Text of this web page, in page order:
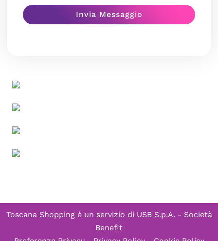
Toscana Shopping è un servizio di USB S.p.A. - Società
Benefit